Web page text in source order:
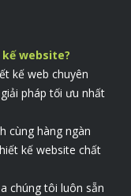
kế website?
kế web chuyên
pháp tối ưu nhất
cùng hàng ngàn
kế website chất
chúng tôi luôn sẵn